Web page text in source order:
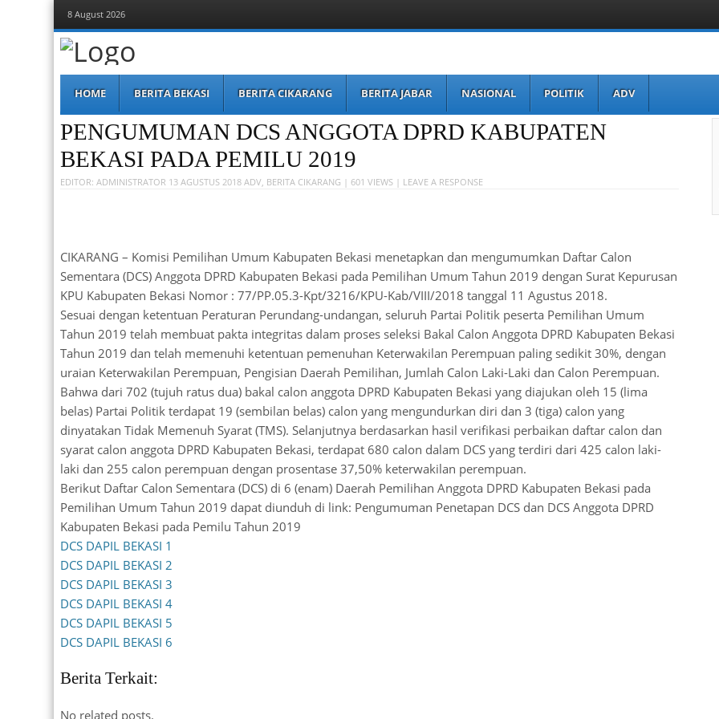
8 August 2026
Berita Bekasi
Mudah Melihat Bekasi
Menu
content
HOME BERITA BEKASI BERITA CIKARANG BERITA JABAR NASIONAL POLITIK ADV
PENGUMUMAN DCS ANGGOTA DPRD KABUPATEN
BEKASI PADA PEMILU 2019
EDITOR: ADMINISTRATOR 13 AGUSTUS 2018 ADV, BERITA CIKARANG | 601 VIEWS | LEAVE A RESPONSE
CIKARANG – Komisi Pemilihan Umum Kabupaten Bekasi menetapkan dan mengumumkan Daftar Calon
Sementara (DCS) Anggota DPRD Kabupaten Bekasi pada Pemilihan Umum Tahun 2019 dengan Surat Kepurusan
KPU Kabupaten Bekasi Nomor : 77/PP.05.3-Kpt/3216/KPU-Kab/VIII/2018 tanggal 11 Agustus 2018.
Sesuai dengan ketentuan Peraturan Perundang-undangan, seluruh Partai Politik peserta Pemilihan Umum
Tahun 2019 telah membuat pakta integritas dalam proses seleksi Bakal Calon Anggota DPRD Kabupaten Bekasi
Tahun 2019 dan telah memenuhi ketentuan pemenuhan Keterwakilan Perempuan paling sedikit 30%, dengan
uraian Keterwakilan Perempuan, Pengisian Daerah Pemilihan, Jumlah Calon Laki-Laki dan Calon Perempuan.
Bahwa dari 702 (tujuh ratus dua) bakal calon anggota DPRD Kabupaten Bekasi yang diajukan oleh 15 (lima
belas) Partai Politik terdapat 19 (sembilan belas) calon yang mengundurkan diri dan 3 (tiga) calon yang
dinyatakan Tidak Memenuh Syarat (TMS). Selanjutnya berdasarkan hasil verifikasi perbaikan daftar calon dan
syarat calon anggota DPRD Kabupaten Bekasi, terdapat 680 calon dalam DCS yang terdiri dari 425 calon laki-
laki dan 255 calon perempuan dengan prosentase 37,50% keterwakilan perempuan.
Berikut Daftar Calon Sementara (DCS) di 6 (enam) Daerah Pemilihan Anggota DPRD Kabupaten Bekasi pada
Pemilihan Umum Tahun 2019 dapat diunduh di link: Pengumuman Penetapan DCS dan DCS Anggota DPRD
Kabupaten Bekasi pada Pemilu Tahun 2019
DCS DAPIL BEKASI 1
DCS DAPIL BEKASI 2
DCS DAPIL BEKASI 3
DCS DAPIL BEKASI 4
DCS DAPIL BEKASI 5
DCS DAPIL BEKASI 6
Berita Terkait:
No related posts.